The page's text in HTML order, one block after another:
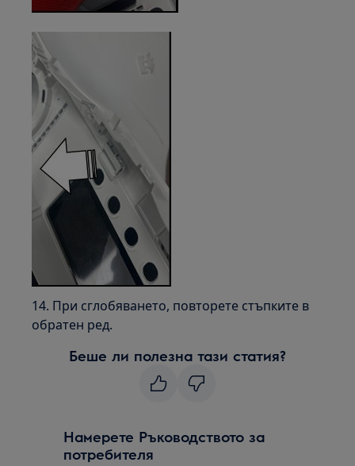
14. При сглобяването, повторете стъпките в
обратен ред.
Беше ли полезна тази статия?
Намерете Ръководството за
потребителя